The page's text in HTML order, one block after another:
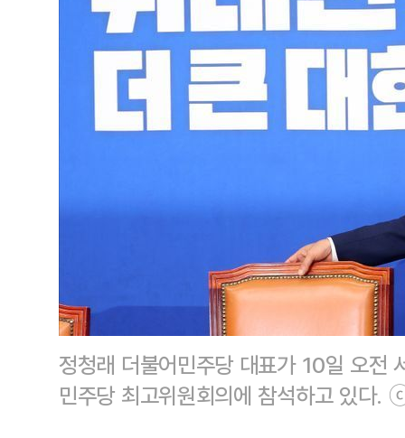
정청래 더불어민주당 대표가 10일 오전
민주당 최고위원회의에 참석하고 있다.